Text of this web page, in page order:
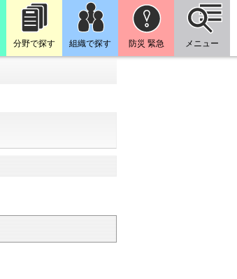
分野で探す 組織で探す 防災 緊急 メニュー